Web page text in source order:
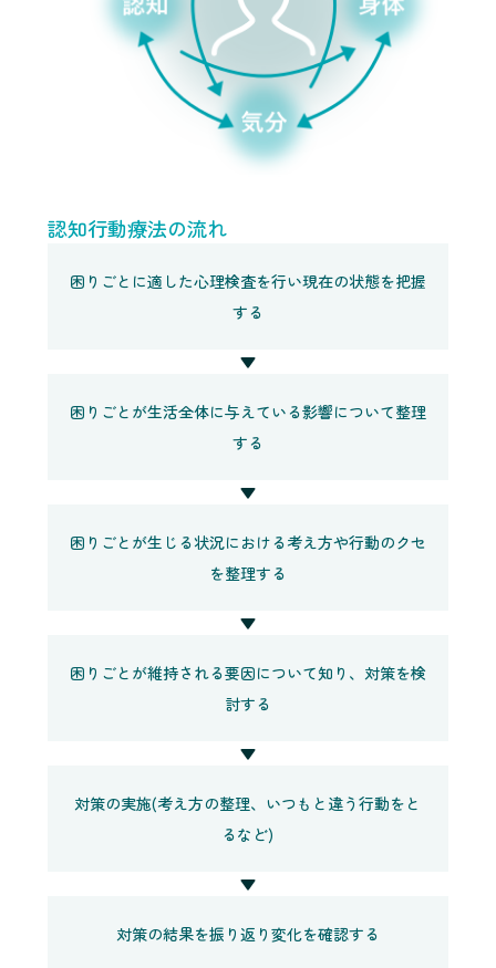
認知行動療法の流れ
困りごとに適した心理検査を行い現在の状態を把握
する
▼
困りごとが生活全体に与えている影響について整理
する
▼
困りごとが生じる状況における考え方や行動のクセ
を整理する
▼
困りごとが維持される要因について知り、対策を検
討する
▼
対策の実施(考え方の整理、いつもと違う行動をと
るなど)
▼
対策の結果を振り返り変化を確認する